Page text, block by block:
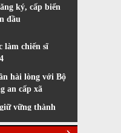
ký, cấp biển
đầu
làm chiến sĩ
hài lòng với Bộ
an cấp xã
vững thành
cách hành chính